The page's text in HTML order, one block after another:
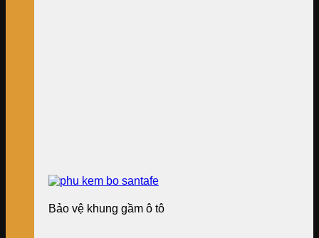
Bảo vệ khung gầm ô tô